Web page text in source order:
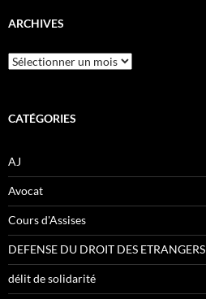
ARCHIVES
Archives
CATÉGORIES
AJ
Avocat
Cours d'Assises
DEFENSE DU DROIT DES ETRANGERS
délit de solidarité